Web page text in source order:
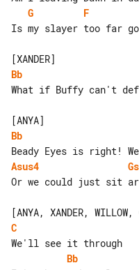
G
F
Is my slayer too far
Bb
What if Buffy can't
Bb
Asus4
Or we could just sit
C
Bb